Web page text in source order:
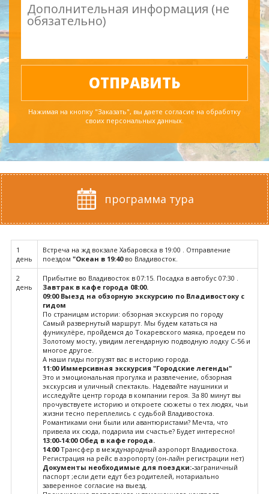
Нажимая на кнопку "Заказать", вы даете согласие на обработку
своих персональных данных.
программа тура
1
день
Встреча на жд вокзале Хабаровска в 19:00 . Отправление
поездом "Океан в 19:40во Владивосток.
2
день
Прибытие во Владивосток в 07:15. Посадка в автобус 07:30 .
Завтрак в кафе города 08:00.
09:00 Выезд на обзорную экскурсию по Владивостоку с
гидом
По страницам истории: обзорная экскурсия по городу
Самый развернутый маршрут. Мы будем кататься на
фуникулёре, пройдемся до Токаревского маяка, проедем по
Золотому мосту, увидим легендарную подводную лодку С-56 и
многое другое.
А наши гиды погрузят вас в историю города.
11:00 Иммерсивная экскурсия "Городские легенды"
Это и эмоциональная прогулка и развлечение, обзорная
экскурсия и уличный спектакль. Надевайте наушники и
исследуйте центр города в компании героя. За 80 минут вы
прочувствуете историю и откроете сюжеты о тех людях, чьи
жизни тесно переплелись с судьбой Владивостока.
Романтиками они были или авантюристами? Мечта, что
привела их сюда, подарила им счастье? Будет интересно!
13:00-14:00Обед в кафе города.
14:00Трансфер в международный аэропорт Владивостока.
Регистрация на рейс в аэропорту (он-лайн регистрации нет)
Документы необходимые для поездки:-заграничный
паспорт ;если дети едут без родителей, нотариально
заверенное согласие на выезд.